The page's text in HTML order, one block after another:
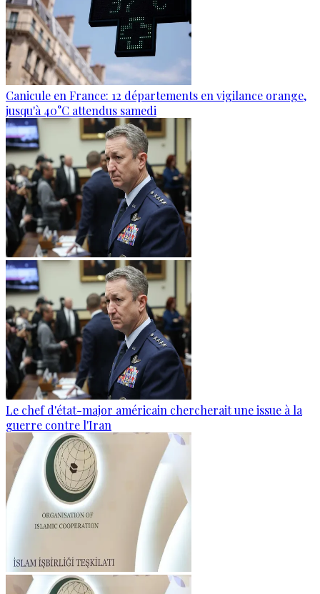
Canicule en France: 12 départements en vigilance orange,
jusqu'à 40°C attendus samedi
Le chef d'état-major américain chercherait une issue à la
guerre contre l'Iran